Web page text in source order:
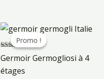
Promo !
Promo !
Note
5.00
sur 5
Germoir Germogliosi à 4
étages
Le
initial
était :
49.90€.
Le
actuel
41.00€.